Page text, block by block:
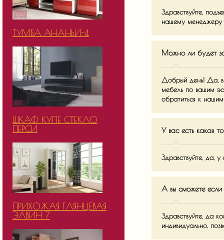
ТУМБА АНАНЬИ-4
ШКАФ КУПЕ СТЕКЛО
ПЕРСИ
ПРИХОЖАЯ ГЛЯНЦЕВАЯ
ЭЛВИН 7
Здравствуйте,
нашему менеджеру
Можно ли будет
Добрый день! Да,
мебель по вашим
обратиться к
У вас есть какая
Здравствуйте, да, у
А вы сможете
Здравствуйте, да
индивидуально,